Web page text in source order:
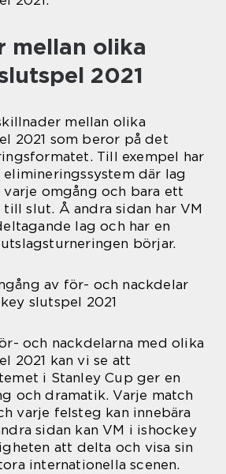
mellan olika
2021
mellan olika
2021 som beror på det
Till exempel har
där lag
omgång och bara ett
slut. Å andra sidan har VM
lag och har en
börjar.
av för- och nackdelar
slutspel 2021
och nackdelarna med olika
2021 kan vi se att
i Stanley Cup ger en
och dramatik. Varje match
varje felsteg kan innebära
sidan kan VM i ishockey
att delta och visa sin
internationella scenen.